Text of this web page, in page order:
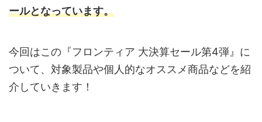
ールとなっています。
今回はこの『フロンティア 大決算セール第4弾』に
ついて、対象製品や個人的なオススメ商品などを紹
介していきます！